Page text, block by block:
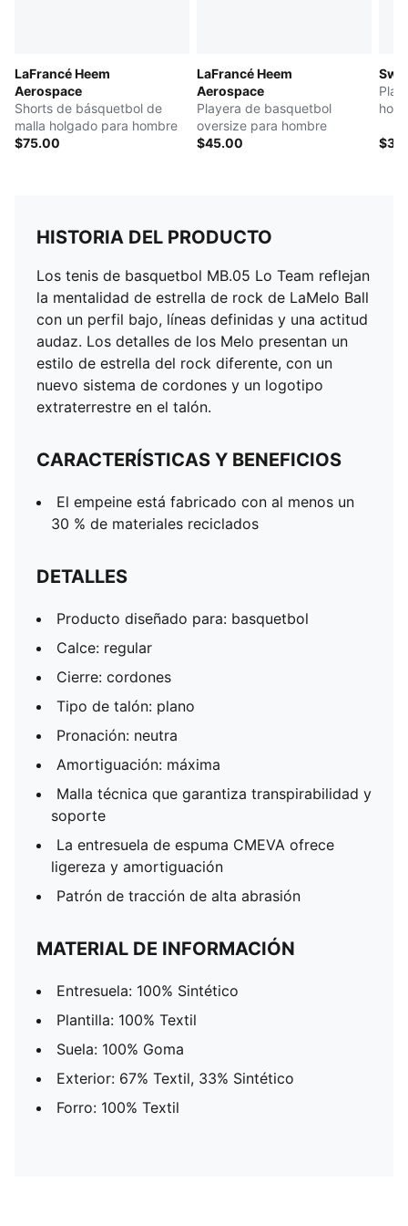
LaFrancé Heem
Aerospace
Shorts de básquetbol de
malla holgado para hombre
$75.00
LaFrancé Heem
Aerospace
Playera de basquetbol
oversize para hombre
$45.00
HISTORIA DEL PRODUCTO
Los tenis de basquetbol MB.05 Lo Team reflejan
la mentalidad de estrella de rock de LaMelo Ball
con un perfil bajo, líneas definidas y una actitud
audaz. Los detalles de los Melo presentan un
estilo de estrella del rock diferente, con un
nuevo sistema de cordones y un logotipo
extraterrestre en el talón.
CARACTERÍSTICAS Y BENEFICIOS
El empeine está fabricado con al menos un
30 % de materiales reciclados
DETALLES
Producto diseñado para: basquetbol
Calce: regular
Cierre: cordones
Tipo de talón: plano
Pronación: neutra
Amortiguación: máxima
Malla técnica que garantiza transpirabilidad y
soporte
La entresuela de espuma CMEVA ofrece
ligereza y amortiguación
Patrón de tracción de alta abrasión
MATERIAL DE INFORMACIÓN
Entresuela: 100% Sintético
Plantilla: 100% Textil
Suela: 100% Goma
Exterior: 67% Textil, 33% Sintético
Forro: 100% Textil